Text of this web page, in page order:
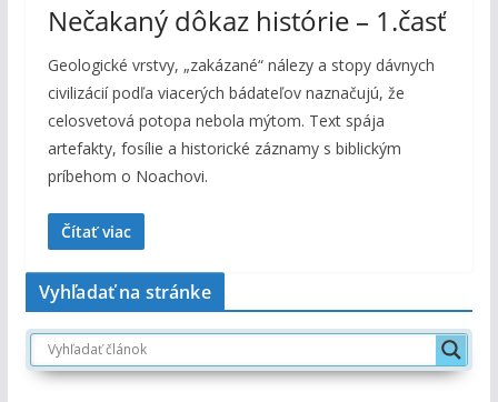
Nečakaný dôkaz histórie – 1.časť
Geologické vrstvy, „zakázané“ nálezy a stopy dávnych
civilizácií podľa viacerých bádateľov naznačujú, že
celosvetová potopa nebola mýtom. Text spája
artefakty, fosílie a historické záznamy s biblickým
príbehom o Noachovi.
Čítať viac
Vyhľadať na stránke